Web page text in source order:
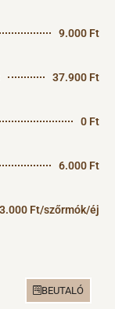
9.000 Ft
37.900 Ft
0 Ft
6.000 Ft
3.000 Ft/szőrmók/éj
BEUTALÓ